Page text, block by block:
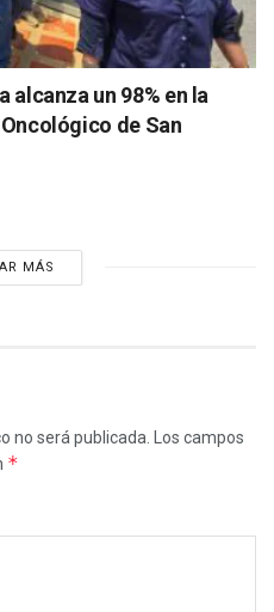
alcanza un 98% en la
de San
MÁS
no será publicada.
Los campos
*